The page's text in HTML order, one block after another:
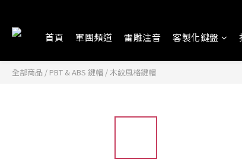
首頁 軍團頻道 雷雕注音 客製化鍵盤
全部商品 / PBT & ABS 鍵帽 /木紋風格鍵帽